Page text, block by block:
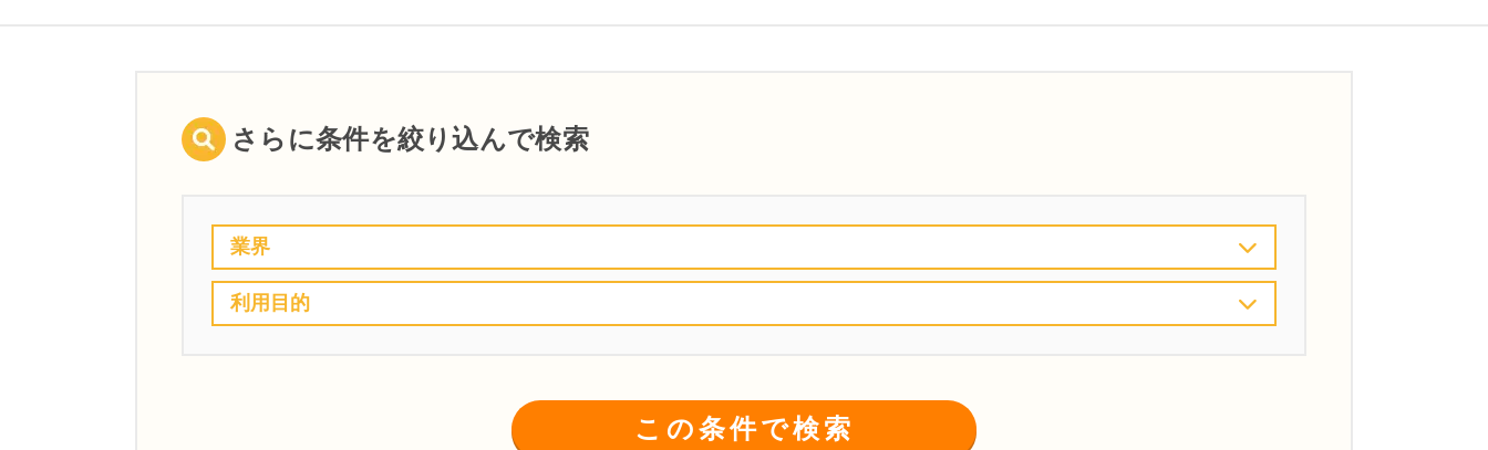
さらに条件を絞り込んで検索
業界
利用目的
この条件で検索